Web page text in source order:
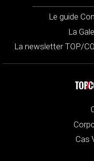
Le guide
La
La newsletter TOP/
Cas